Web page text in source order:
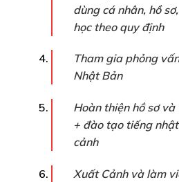
dùng cá nhân, hồ
học theo quy định
Tham gia phỏng
Nhật Bản
Hoàn thiện hồ sơ và
+ đào tạo tiếng
cảnh
Xuất Cảnh và làm